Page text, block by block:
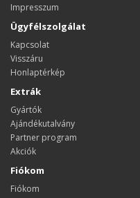
Impresszum
Ügyfélszolgálat
Kapcsolat
Visszáru
Honlaptérkép
Extrák
Gyártók
Ajándékutalvány
Partner program
Akciók
Fiókom
Fiókom